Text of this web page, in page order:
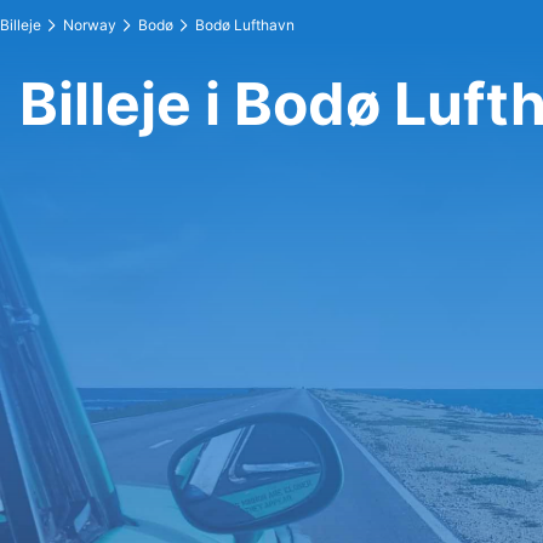
Billeje Norway Bodø Bodø Lufthavn
Billeje i Bodø